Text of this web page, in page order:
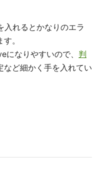
入れるとかなりのエラ
。
なりやすいので、 判
など細かく手を入れてい